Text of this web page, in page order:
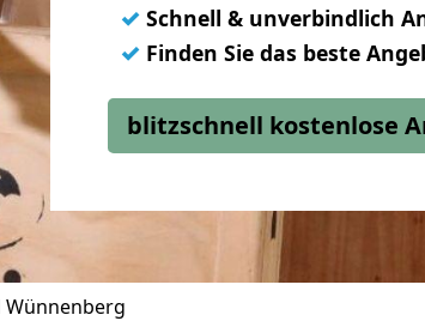
✓ Schnell & unverbindlich
✓ Finden Sie das beste
blitzschnell kostenlose
Wünnenberg